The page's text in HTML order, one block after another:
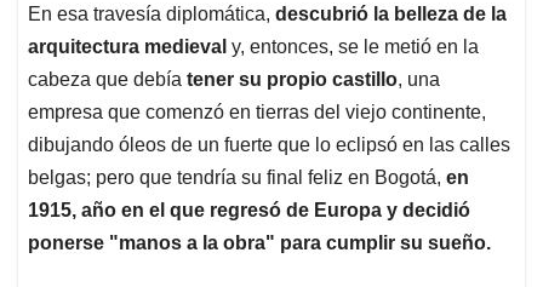
En esa travesía diplomática, descubrió la belleza de la
arquitectura medieval y, entonces, se le metió en la
cabeza que debía tener su propio castillo, una
empresa que comenzó en tierras del viejo continente,
dibujando óleos de un fuerte que lo eclipsó en las calles
belgas; pero que tendría su final feliz en Bogotá, en
1915, año en el que regresó de Europa y decidió
ponerse "manos a la obra" para cumplir su sueño.